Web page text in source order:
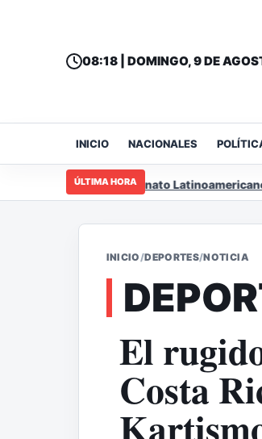
08:18 | DOMINGO, 9 DE
INICIO NACIONALES
ÚLTIMA HORA
del Campeonato Latinoamericano de
INICIO/DEPORTES/NOTICIA
El
Costa